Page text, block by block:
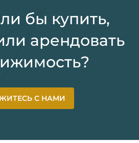
бы купить,
арендовать
С НАМИ